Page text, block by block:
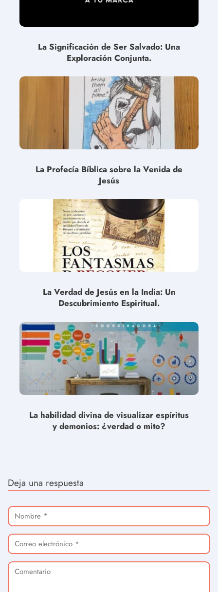
La Significación de Ser Salvado: Una
Exploración Conjunta.
La Profecía Bíblica sobre la Venida de
Jesús
La Verdad de Jesús en la India: Un
Descubrimiento Espiritual.
La habilidad divina de visualizar espíritus
y demonios: ¿verdad o mito?
Deja una respuesta